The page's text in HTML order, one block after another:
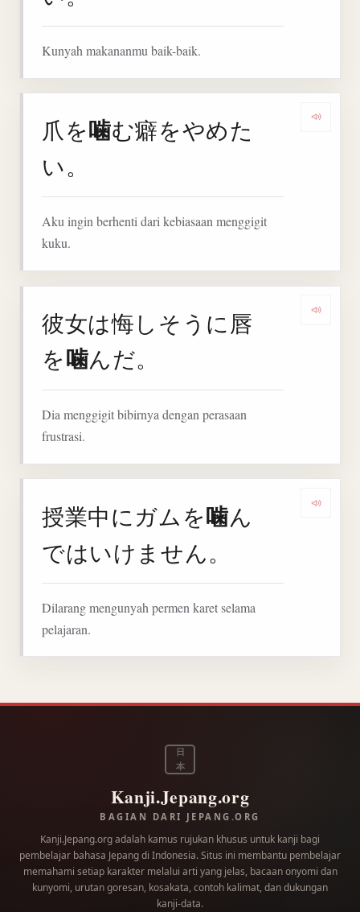
Kunyah makananmu baik-baik.
爪を噛む癖をやめた
い。
Aku ingin berhenti dari kebiasaan menggigit
kuku.
彼女は悔しそうに唇
を噛んだ。
Dia menggigit bibirnya dengan perasaan
frustrasi.
授業中にガムを噛ん
ではいけません。
Dilarang mengunyah permen karet selama
pelajaran.
日
本
Kanji.Jepang.org
BAGIAN DARI JEPANG.ORG
Kanji.Jepang.org adalah kamus rujukan khusus untuk kanji bagi
pembelajar bahasa Jepang di Indonesia. Situs ini membantu pembelajar
memahami setiap karakter melalui arti yang jelas, bacaan onyomi dan
kunyomi, urutan goresan, kosakata, contoh kalimat, dan dukungan
kanji-data.